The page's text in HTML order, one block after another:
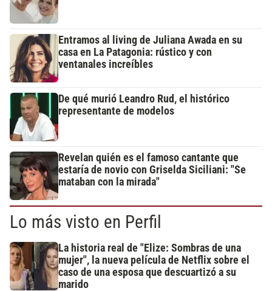
Entramos al living de Juliana Awada en su
casa en La Patagonia: rústico y con
ventanales increíbles
De qué murió Leandro Rud, el histórico
representante de modelos
Revelan quién es el famoso cantante que
estaría de novio con Griselda Siciliani: "Se
mataban con la mirada"
Lo más visto en Perfil
La historia real de "Elize: Sombras de una
mujer", la nueva película de Netflix sobre el
caso de una esposa que descuartizó a su
marido